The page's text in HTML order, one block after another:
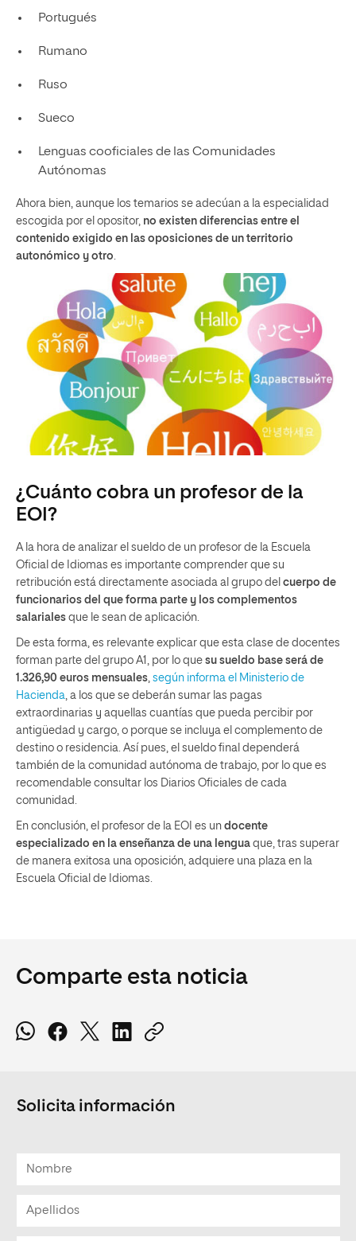
Portugués
Rumano
Ruso
Sueco
Lenguas cooficiales de las Comunidades
Autónomas
Ahora bien, aunque los temarios se adecúan a la especialidad
escogida por el opositor, no existen diferencias entre el
contenido exigido en las oposiciones de un territorio
autonómico y otro
¿Cuánto cobra un profesor de la
EOI?
A la hora de analizar el sueldo de un profesor de la Escuela
Oficial de Idiomas es importante comprender que su
retribución está directamente asociada al grupo del cuerpo de
funcionarios del que forma parte y los complementos
salariales que le sean de aplicación.
De esta forma, es relevante explicar que esta clase de docentes
forman parte del grupo A1, por lo que su sueldo base será de
1.326,90 euros mensuales, según informa el Ministerio de
Hacienda, a los que se deberán sumar las pagas
extraordinarias y aquellas cuantías que pueda percibir por
antigüedad y cargo, o porque se incluya el complemento de
destino o residencia. Así pues, el sueldo final dependerá
también de la comunidad autónoma de trabajo, por lo que es
recomendable consultar los Diarios Oficiales de cada
comunidad.
En conclusión, el profesor de la EOI es un docente
especializado en la enseñanza de una lengua que, tras superar
de manera exitosa una oposición, adquiere una plaza en la
Escuela Oficial de Idiomas.
Comparte esta noticia
Solicita información